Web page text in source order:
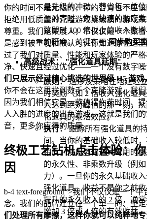
量升级的冲动，节省每一单
源对齐时，你以快速的顺序
致即时 100 倍以上的收入激
的研磨。关键在于同步购买
高级战术： "强化道具延期"
原则：这涉及策略性地延迟
时奖励（如 2 倍收入强化道
入达到绝对峰值的那一刻，
化道具的乘法效应。
执行：跟踪所有强化道具的
间。当你的基础收入较低时，
相反，使用强化道具可用时
的永久性、非乘数升级（例
力）。一旦你的永久基础收入
强化道具。收益不是你之前
提升的永久收入的 2 倍，通
增加 3 倍或 4 倍的有效收益。
你的时间不是无限的，你的智力也不应
拒绝用低质量的克隆游戏或破损的游戏
尊重。我们是策展人，不仅仅是一个聚
是感到被重视和被认可；你知道你在这
过了我们对质量、性能和玩家体验的严
净、快速且经过优化——一个没有数字噪
们只展示经过精心挑选的世界级 H5 游戏
你不会在这里找到数千个克隆游戏。我
因为我们相信它是一款值得你花时间、
人入胜的进度的出色游戏。这就是我们
音，更多你应得的质量。
终极工艺钻机点击体验：
因
b-4 text-foreground">我们不仅仅是一个
念。我们的品牌建立在一个单一的、坚
们处理所有摩擦，这样你就可以纯粹地专